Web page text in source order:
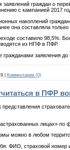
граждан о
с кампанией 2017
накоплений
она составляла только
составило 98,5%.
из НПФ в ПФР.
заявления до
Комментарии (0)
в ПФР
представления
лицах»
можно в любом
ФИО, страховой номер